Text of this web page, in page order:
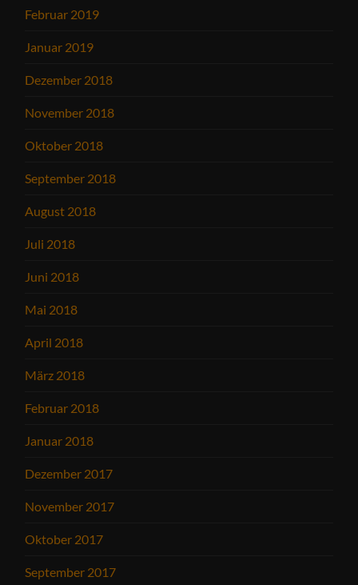
Februar 2019
Januar 2019
Dezember 2018
November 2018
Oktober 2018
September 2018
August 2018
Juli 2018
Juni 2018
Mai 2018
April 2018
März 2018
Februar 2018
Januar 2018
Dezember 2017
November 2017
Oktober 2017
September 2017